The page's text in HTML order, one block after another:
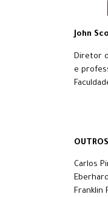
John
Diretor
e
Carlos
Franklin